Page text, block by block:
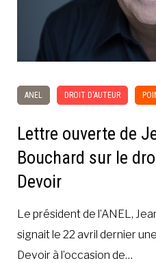
ANEL DROIT D'AUTEUR
Lettre ouverte de
Bouchard sur le
Devoir
Le président de l’ANEL,
signait le 22 avril dernier
Devoir à l’occasion de…